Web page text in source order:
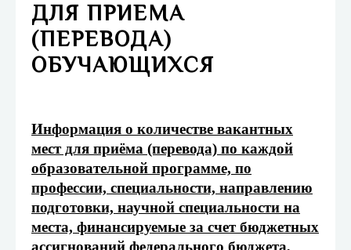
ДЛЯ ПРИЕМА
(ПЕРЕВОДА)
ОБУЧАЮЩИХСЯ
Информация о количестве вакантных
мест для приёма (перевода) по каждой
образовательной программе, по
профессии, специальности, направлению
подготовки, научной специальности на
места, финансируемые за счет бюджетных
ассигнований федерального бюджета,